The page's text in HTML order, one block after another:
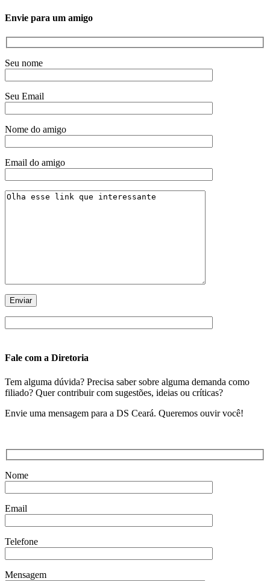
Envie para um amigo
Seu nome
Seu Email
Nome do amigo
Email do amigo
Fale com a Diretoria
Tem alguma dúvida? Precisa saber sobre alguma demanda como
filiado? Quer contribuir com sugestões, ideias ou críticas?
Envie uma mensagem para a DS Ceará. Queremos ouvir você!
Nome
Email
Telefone
Mensagem